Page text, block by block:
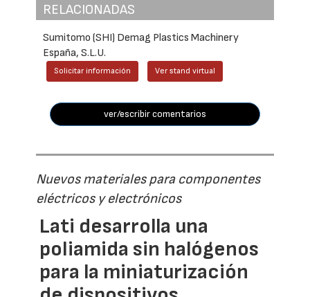
RELACIONADAS
Sumitomo (SHI) Demag Plastics Machinery
España, S.L.U.
Solicitar información Ver stand virtual
ver/escribir comentarios
Nuevos materiales para componentes
eléctricos y electrónicos
Lati desarrolla una
poliamida sin halógenos
para la miniaturización